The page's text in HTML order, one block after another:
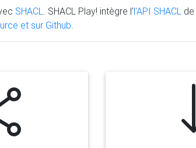
SHACL . SHACL Play! intègre l'l'API SHACL de
et sur Github